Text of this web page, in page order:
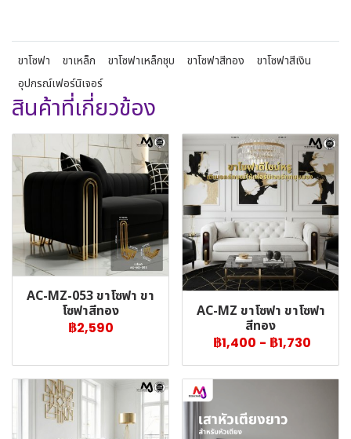
ขาโซฟา ขาเหล็ก ขาโซฟาเหล็กชุบ ขาโซฟาสีทอง
ขาโซฟาสีเงิน
อุปกรณ์เฟอร์นิเจอร์
สินค้าที่เกี่ยวข้อง
AC-MZ-053 ขาโซฟา ขา
โซฟาสีทอง
฿2,590
AC-MZ ขาโซฟา ขาโซฟา
สีทอง
฿1,400 - ฿1,730